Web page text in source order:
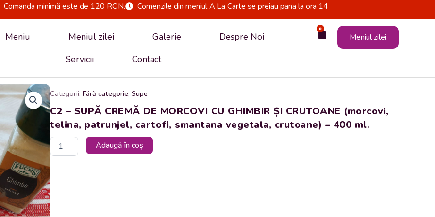
Comanda minimă este de 120 RON. Comenzile din meniul A La Carte se preiau pana la ora 14
Meniu Meniul zilei Galerie
Despre Noi
Servicii
Contact
0
Cart Meniul zilei
Categorii: Fără categorie,Supe
C2 – SUPĂ CREMĂ DE MORCOVI CU GHIMBIR ȘI CRUTOANE (morcovi,
telina, patrunjel, cartofi, smantana vegetala, crutoane) – 400 ml.
Cantitate
C2
SUPĂ
CREMĂ
DE
MORCOVI
CU
Adaugă în coș